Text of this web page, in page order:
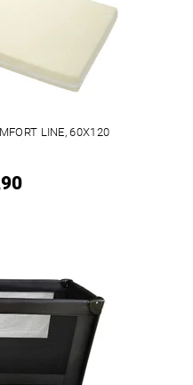
LINE, 60X120